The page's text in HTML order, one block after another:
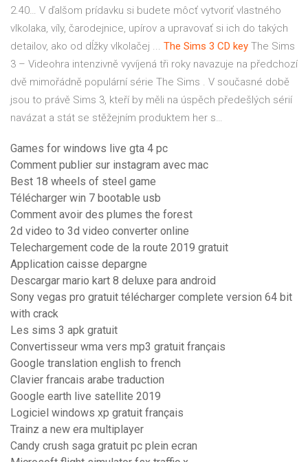
2.40… V ďalšom prídavku si budete môcť vytvoriť vlastného
vlkolaka, víly, čarodejnice, upírov a upravovať si ich do takých
detailov, ako od dĺžky vlkolačej ... The Sims 3 CD key The Sims
3 – Videohra intenzivně vyvíjená tři roky navazuje na předchozí
dvě mimořádně populární série The Sims . V současné době
jsou to právě Sims 3, kteří by měli na úspěch předešlých sérií
navázat a stát se stěžejním produktem her s…
Games for windows live gta 4 pc
Comment publier sur instagram avec mac
Best 18 wheels of steel game
Télécharger win 7 bootable usb
Comment avoir des plumes the forest
2d video to 3d video converter online
Telechargement code de la route 2019 gratuit
Application caisse depargne
Descargar mario kart 8 deluxe para android
Sony vegas pro gratuit télécharger complete version 64 bit
with crack
Les sims 3 apk gratuit
Convertisseur wma vers mp3 gratuit français
Google translation english to french
Clavier francais arabe traduction
Google earth live satellite 2019
Logiciel windows xp gratuit français
Trainz a new era multiplayer
Candy crush saga gratuit pc plein ecran